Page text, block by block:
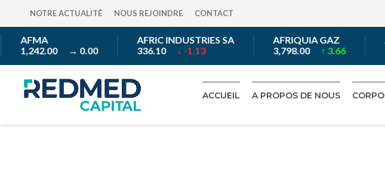
NOTRE ACTUALITÉ NOUS REJOINDRE CONTACT
AFMA
1,242.00→ 0.00
AFRIC INDUSTRIES SA
336.10↓ -1.13
AFRIQUIA GAZ
3,798.00↑ 3.66
ACCUEIL A PROPOS DE NOUS